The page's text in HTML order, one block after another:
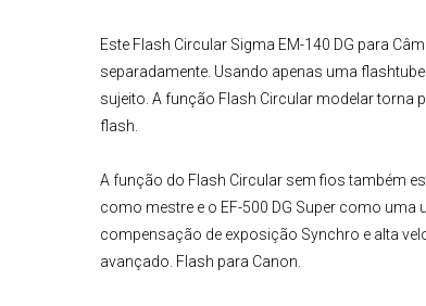
Este Flash Circular Sigma EM-140 DG para
separadamente. Usando apenas uma
sujeito. A função Flash Circular modelar torna
flash.
A função do Flash Circular sem fios também
como mestre e o EF-500 DG Super como
compensação de exposição Synchro e alta
avançado. Flash para Canon.